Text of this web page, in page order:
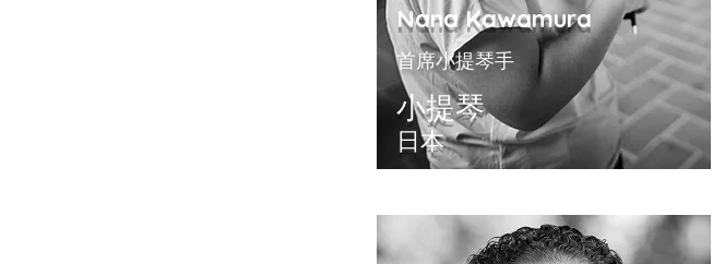
Nana Kawamura
首席小提琴手
小提琴
日本